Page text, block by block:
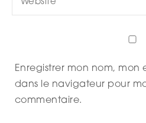
Enregistrer mon nom, mon
dans le navigateur pour
commentaire.